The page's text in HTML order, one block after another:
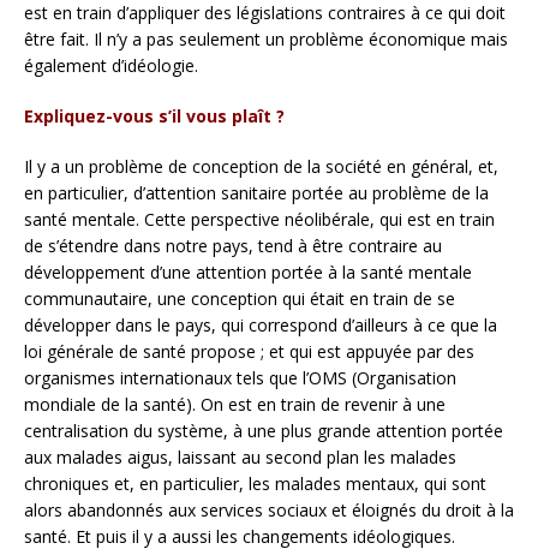
est en train d’appliquer des législations contraires à ce qui doit
être fait. Il n’y a pas seulement un problème économique mais
également d’idéologie.
Expliquez-vous s’il vous plaît ?
Il y a un problème de conception de la société en général, et,
en particulier, d’attention sanitaire portée au problème de la
santé mentale. Cette perspective néolibérale, qui est en train
de s’étendre dans notre pays, tend à être contraire au
développement d’une attention portée à la santé mentale
communautaire, une conception qui était en train de se
développer dans le pays, qui correspond d’ailleurs à ce que la
loi générale de santé propose ; et qui est appuyée par des
organismes internationaux tels que l’OMS (Organisation
mondiale de la santé). On est en train de revenir à une
centralisation du système, à une plus grande attention portée
aux malades aigus, laissant au second plan les malades
chroniques et, en particulier, les malades mentaux, qui sont
alors abandonnés aux services sociaux et éloignés du droit à la
santé. Et puis il y a aussi les changements idéologiques.